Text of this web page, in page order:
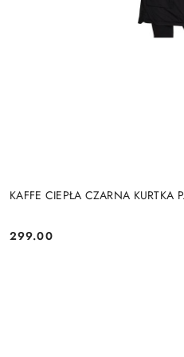
KAFFE CIEPŁA CZARNA KURTKA
Cena:
299.00